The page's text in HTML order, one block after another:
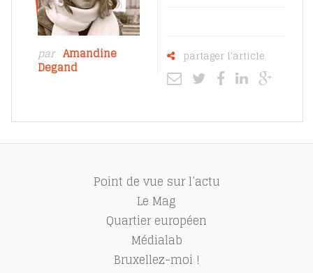
par Amandine
Degand
partager l'article
Point de vue sur l’actu
Le Mag
Quartier européen
Médialab
Bruxellez-moi !